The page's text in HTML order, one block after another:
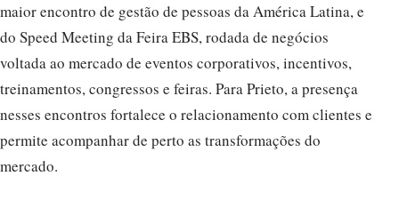
maior encontro de gestão de pessoas da América Latina, e
do Speed Meeting da Feira EBS, rodada de negócios
voltada ao mercado de eventos corporativos, incentivos,
treinamentos, congressos e feiras. Para Prieto, a presença
nesses encontros fortalece o relacionamento com clientes e
permite acompanhar de perto as transformações do
mercado.